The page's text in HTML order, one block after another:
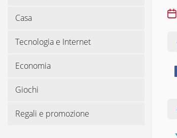
Casa
Tecnologia e Internet
Economia
Giochi
Regali e promozione